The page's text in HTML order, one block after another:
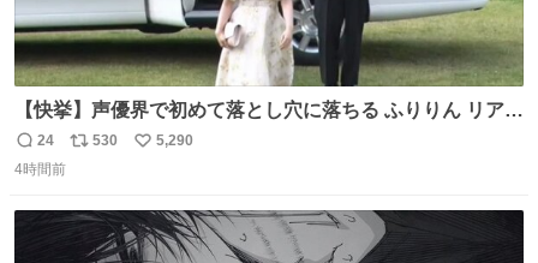
【快挙】声優界で初めて落とし穴に落ちる ふりりん リアク
返
信
24
リ
ト
530
い
数
5,290
4時間前